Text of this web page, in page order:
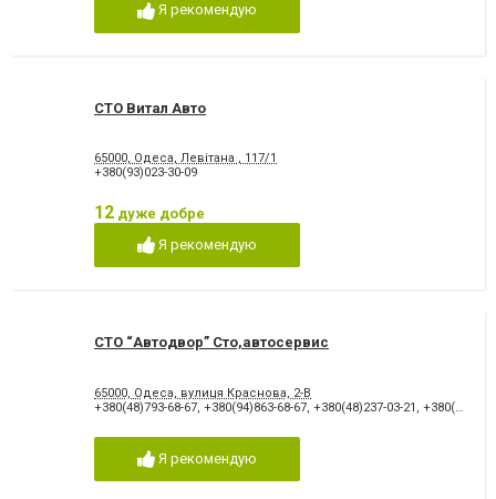
Ремонт двигуна
Ремонт легкових авто
Ремонт легкових авто
Ремонт форсунок
Я рекомендую
СТО Витал Авто
65000, Одеса, Левітана , 117/1
+380(93)023-30-09
12 дуже добре
Я рекомендую
СТО “Автодвор” Сто,автосервис
65000, Одеса, вулиця Краснова, 2-В
+380(48)793-68-67, +380(94)863-68-67, +380(48)237-03-21 , +380(48)237-03-32
Я рекомендую